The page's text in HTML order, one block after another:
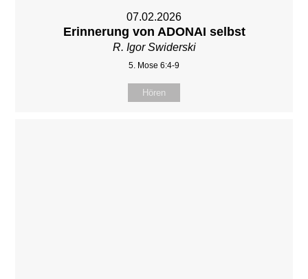
07.02.2026
Erinnerung von ADONAI selbst
R. Igor Swiderski
5. Mose 6:4-9
Hören